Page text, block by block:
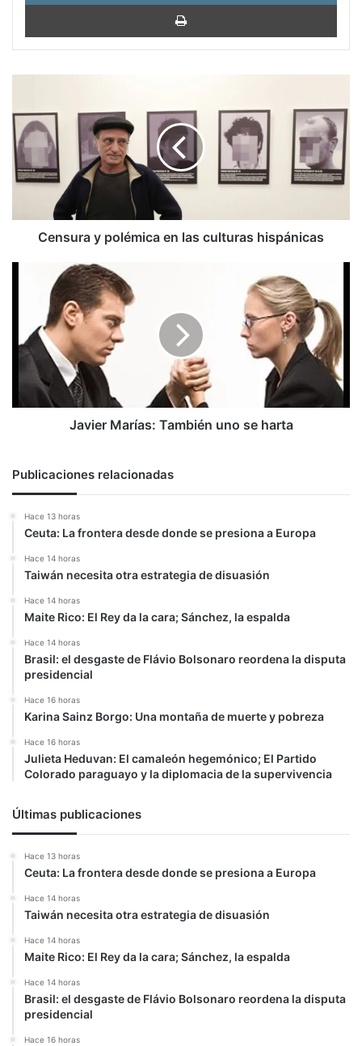
polémica
en
las
culturas
hispánicas
Censura y polémica en las culturas hispánicas
También
harta
Javier Marías: También uno se harta
Publicaciones relacionadas
Hace 13 horas
Ceuta: La frontera desde donde se presiona a Europa
Hace 14 horas
Taiwán necesita otra estrategia de disuasión
Hace 14 horas
Maite Rico: El Rey da la cara; Sánchez, la espalda
Hace 14 horas
Brasil: el desgaste de Flávio Bolsonaro reordena la disputa
presidencial
Hace 16 horas
Karina Sainz Borgo: Una montaña de muerte y pobreza
Hace 16 horas
Julieta Heduvan: El camaleón hegemónico; El Partido
Colorado paraguayo y la diplomacia de la supervivencia
Últimas publicaciones
Hace 13 horas
Ceuta: La frontera desde donde se presiona a Europa
Hace 14 horas
Taiwán necesita otra estrategia de disuasión
Hace 14 horas
Maite Rico: El Rey da la cara; Sánchez, la espalda
Hace 14 horas
Brasil: el desgaste de Flávio Bolsonaro reordena la disputa
presidencial
Hace 16 horas